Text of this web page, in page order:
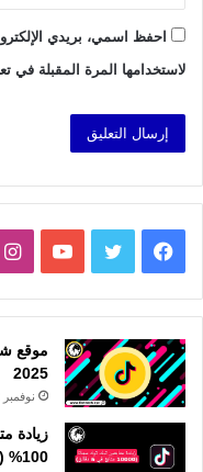
احفظ اسمي، بريدي
لاستخدامها المرة المقبلة في
فيسبوك تويتر يوتيوب
موقع
2025
نوفمبر 2, 2025
100% (بدون برامج)